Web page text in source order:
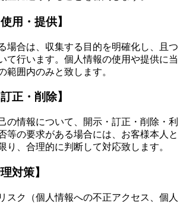
用・提供】
場合は、収集する目的を明確化し、且つ
て行います。個人情報の使用や提供に当
範囲内のみと致します。
正・削除】
の情報について、開示・訂正・削除・利
等の要求がある場合には、お客様本人と
り、合理的に判断して対応致します。
対策】
スク（個人情報への不正アクセス、個人